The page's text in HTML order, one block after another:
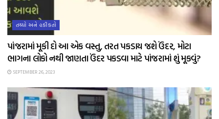
તથ્યો અને હકીકતો
પાંજરામાં મૂકી દો આ એક વસ્તુ, તરત પકડાય જશે ઉંદર, મોટા
ભાગના લોકો નથી જાણતા ઉંદર પકડવા માટે પાંજરામાં શું મૂકવું?
SEPTEMBER 26, 2023